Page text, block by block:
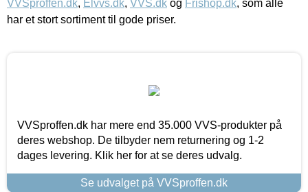
VVSproffen.dk, Elvvs.dk, VVS.dk og Frishop.dk, som alle
har et stort sortiment til gode priser.
VVSproffen.dk har mere end 35.000 VVS-produkter på
deres webshop. De tilbyder nem returnering og 1-2
dages levering. Klik her for at se deres udvalg.
Se udvalget på VVSproffen.dk